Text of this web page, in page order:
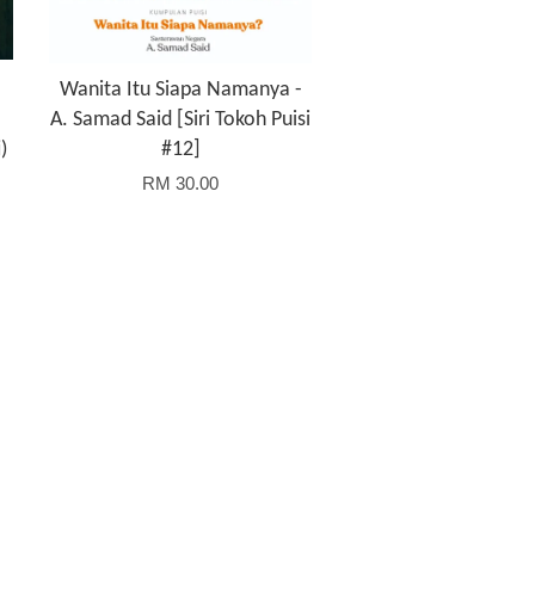
Wanita Itu Siapa Namanya -
A. Samad Said [Siri Tokoh Puisi
#12]
RM 30.00